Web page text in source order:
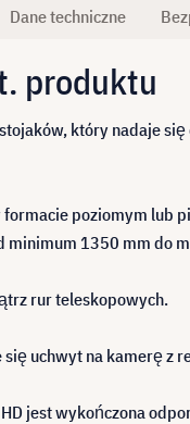
Dane techniczne
produktu
który nadaje
poziomym lub
minimum 1350 mm do
rur teleskopowych.
uchwyt na kamerę z
jest wykończona